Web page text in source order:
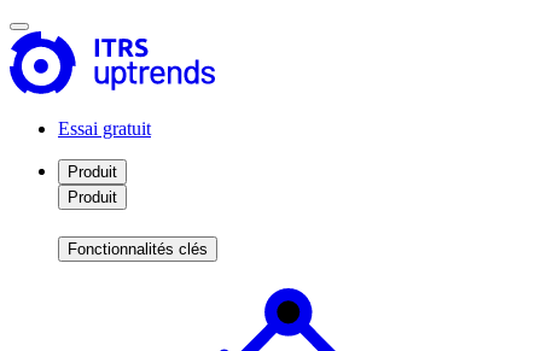
Essai gratuit
Produit
Produit
Fonctionnalités clés